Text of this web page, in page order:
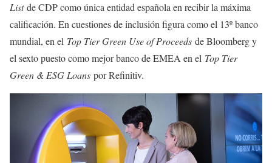
Listde CDP como única entidad española en recibir la máxima
calificación. En cuestiones de inclusión figura como el 13º banco
mundial, en el Top Tier Green Use of Proceeds de Bloomberg y
el sexto puesto como mejor banco de EMEA en el Top Tier
Green & ESG Loans por Refinitiv.